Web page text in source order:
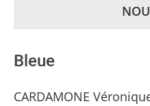
Bleue
CARDAMONE